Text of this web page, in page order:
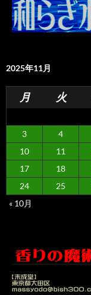
2025年11月
月 火
3
4
10
11
17
18
24
25
« 10月